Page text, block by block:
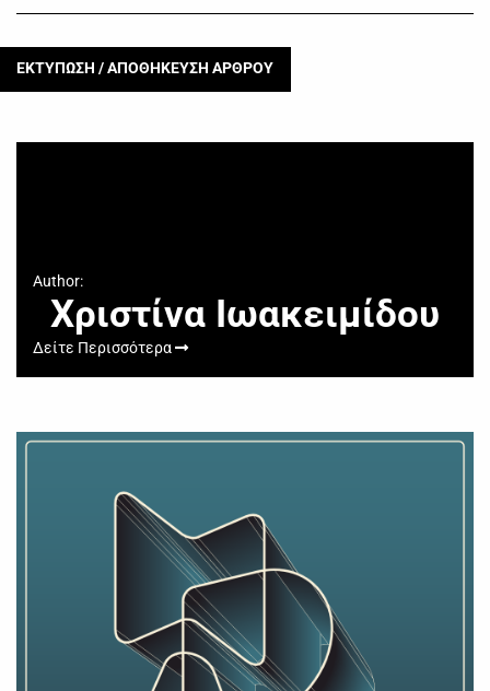
ΕΚΤΥΠΩΣΗ / ΑΠΟΘΗΚΕΥΣΗ ΑΡΘΡΟΥ
Author:
Χριστίνα Ιωακειμίδου
Δείτε Περισσότερα